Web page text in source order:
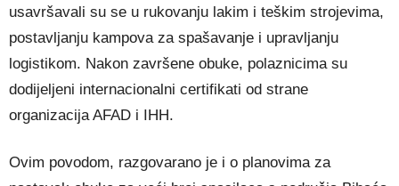
usavršavali su se u rukovanju lakim i teškim strojevima,
postavljanju kampova za spašavanje i upravljanju
logistikom. Nakon završene obuke, polaznicima su
dodijeljeni internacionalni certifikati od strane
organizacija AFAD i IHH.
Ovim povodom, razgovarano je i o planovima za